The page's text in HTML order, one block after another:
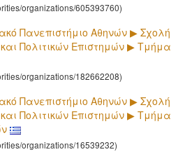
organizations/605393760)
Πανεπιστήμιο Αθηνών ▶ Σχολή
Πολιτικών Επιστημών ▶ Τμήμα
organizations/182662208)
Πανεπιστήμιο Αθηνών ▶ Σχολή
Πολιτικών Επιστημών ▶ Τμήμα
organizations/16539232)